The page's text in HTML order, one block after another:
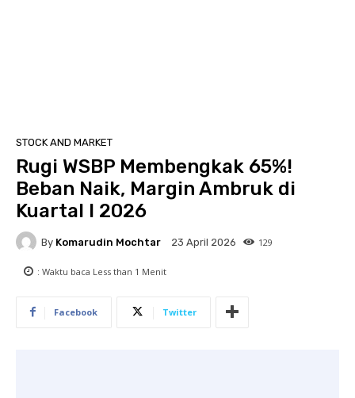
STOCK AND MARKET
Rugi WSBP Membengkak 65%!
Beban Naik, Margin Ambruk di
Kuartal I 2026
By Komarudin Mochtar 23 April 2026 129
: Waktu baca Less than 1 Menit
Facebook Twitter